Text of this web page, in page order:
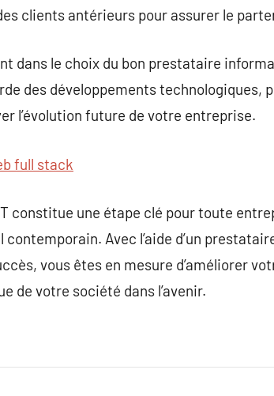
clients antérieurs pour assurer le
dans le choix du bon prestataire
des développements technologiques,
l’évolution future de votre entreprise.
full stack
constitue une étape clé pour toute
Avec l’aide d’un
vous êtes en mesure d’améliorer
de votre société dans l’avenir.